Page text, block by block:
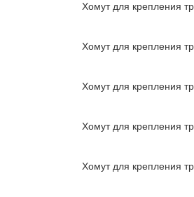
Хомут для крепления
Хомут для крепления
Хомут для крепления
Хомут для крепления
Хомут для крепления